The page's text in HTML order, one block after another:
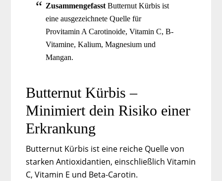
ZusammengefasstButternut Kürbis ist
eine ausgezeichnete Quelle für
Provitamin A Carotinoide, Vitamin C, B-
Vitamine, Kalium, Magnesium und
Mangan.
Butternut Kürbis –
Minimiert dein Risiko einer
Erkrankung
Butternut Kürbis ist eine reiche Quelle von
starken Antioxidantien, einschließlich Vitamin
C, Vitamin E und Beta-Carotin.